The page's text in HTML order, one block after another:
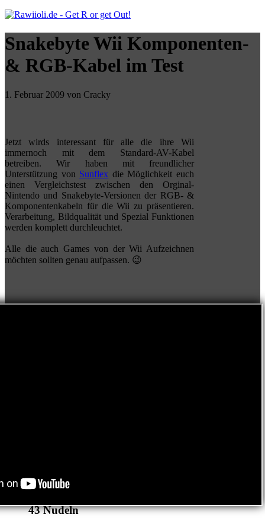
Snakebyte Wii Komponenten-
& RGB-Kabel im Test
1. Februar 2009 von Cracky
Jetzt wirds interessant für alle die ihre Wii
immernoch mit dem Standard-AV-Kabel
betreiben. Wir haben mit freundlicher
Unterstützung von Sunflex die Möglichkeit euch
einen Vergleichstest zwischen den Orginal-
Nintendo und Snakebyte-Versionen der RGB- &
Komponentenkabeln für die Wii zu präsentieren.
Verarbeitung, Bildqualität und Spezial Funktionen
werden komplett durchleuchtet.
Alle die auch Games von der Wii Aufzeichnen
möchten sollten genau aufpassen. 😉
43Nudeln